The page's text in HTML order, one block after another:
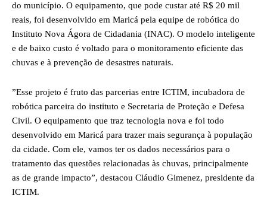
do município. O equipamento, que pode custar até R$ 20 mil
reais, foi desenvolvido em Maricá pela equipe de robótica do
Instituto Nova Ágora de Cidadania (INAC). O modelo inteligente
e de baixo custo é voltado para o monitoramento eficiente das
chuvas e à prevenção de desastres naturais.
”Esse projeto é fruto das parcerias entre ICTIM, incubadora de
robótica parceira do instituto e Secretaria de Proteção e Defesa
Civil. O equipamento que traz tecnologia nova e foi todo
desenvolvido em Maricá para trazer mais segurança à população
da cidade. Com ele, vamos ter os dados necessários para o
tratamento das questões relacionadas às chuvas, principalmente
as de grande impacto”, destacou Cláudio Gimenez, presidente da
ICTIM.